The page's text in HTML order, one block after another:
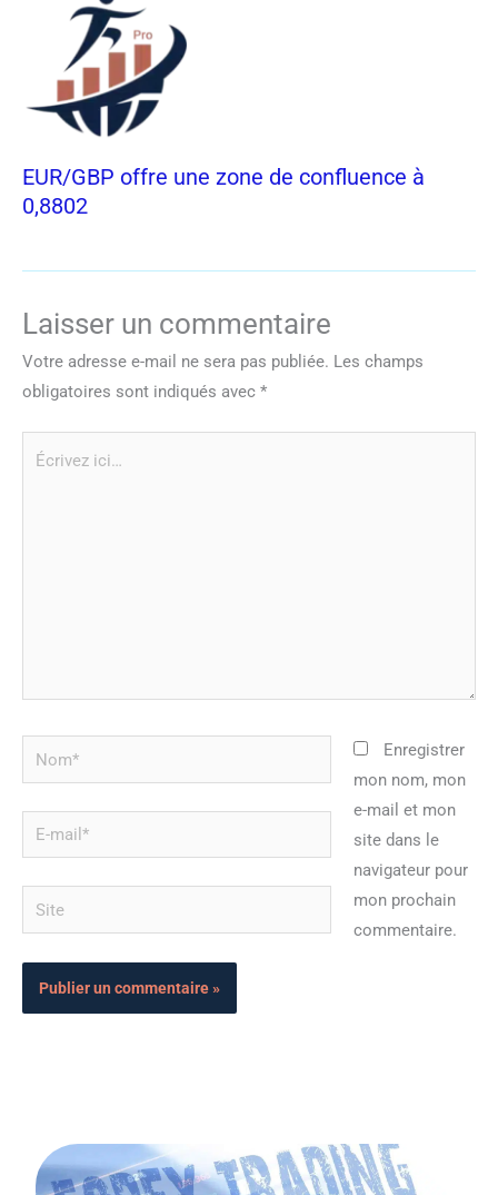
EUR/GBP offre une zone de confluence à
0,8802
Laisser un commentaire
Votre adresse e-mail ne sera pas publiée. Les champs
obligatoires sont indiqués avec *
Nom*
mail*
Site
Enregistrer
mon nom, mon
e-mail et mon
site dans le
navigateur pour
mon prochain
commentaire.